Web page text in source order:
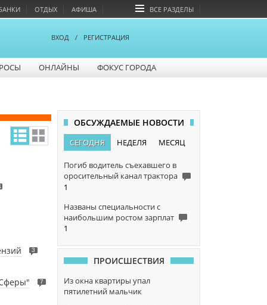
ОТДЫХ АФИША ВСЕ РАЗДЕЛЫ
ВХОД / РЕГИСТРАЦИЯ
ОНЛАЙНЫ ФОКУС ГОРОДА
3
7
ОБСУЖДАЕМЫЕ НОВОСТИ
СЕГОДНЯ НЕДЕЛЯ МЕСЯЦ
Погиб водитель съехавшего в
оросительный канал трактора
1
Названы специальности с
наибольшим ростом зарплат
1
ПРОИСШЕСТВИЯ
Из окна квартиры упал
пятилетний мальчик